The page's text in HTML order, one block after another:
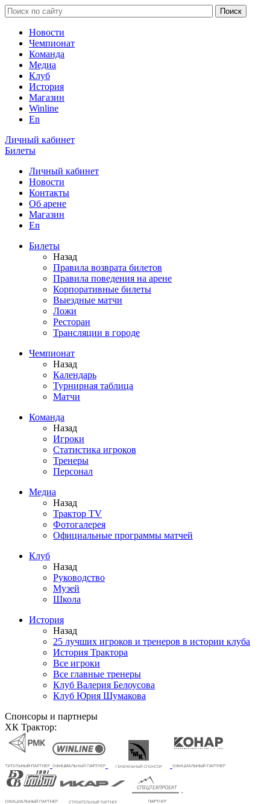
Новости
Чемпионат
Команда
Медиа
Клуб
История
Магазин
Winline
En
Личный кабинет
Билеты
Личный кабинет
Новости
Контакты
Об арене
Магазин
En
Билеты
Назад
Правила возврата билетов
Правила поведения на арене
Корпоративные билеты
Выездные матчи
Ложи
Ресторан
Трансляции в городе
Чемпионат
Назад
Календарь
Турнирная таблица
Матчи
Команда
Назад
Игроки
Статистика игроков
Тренеры
Персонал
Медиа
Назад
Трактор TV
Фотогалерея
Официальные программы матчей
Клуб
Назад
Руководство
Музей
Школа
История
Назад
25 лучших игроков и тренеров в истории клуба
История Трактора
Все игроки
Все главные тренеры
Клуб Валерия Белоусова
Клуб Юрия Шумакова
Спонсоры и партнеры
ХК Трактор: